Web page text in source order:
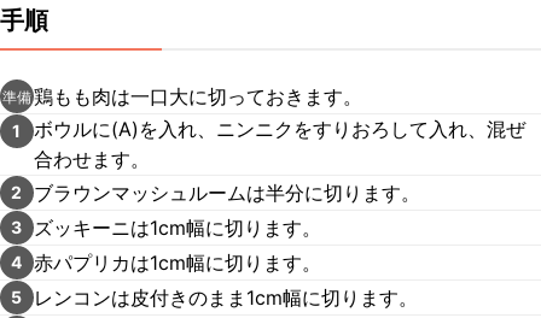
手順
準備鶏もも肉は一口大に切っておきます。
1
ボウルに(A)を入れ、ニンニクをすりおろして入れ、混ぜ
合わせます。
2 ブラウンマッシュルームは半分に切ります。
3 ズッキーニは1cm幅に切ります。
4 赤パプリカは1cm幅に切ります。
5 レンコンは皮付きのまま1cm幅に切ります。